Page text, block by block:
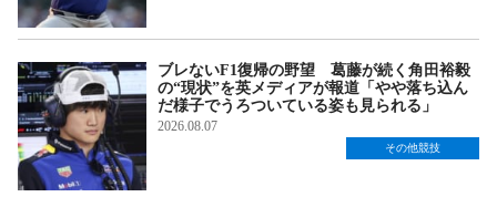
ブレないF1復帰の野望 葛藤が続く角田裕毅
の“現状”を英メディアが報道「やや落ち込ん
だ様子でうろついている姿も見られる」
2026.08.07
その他競技